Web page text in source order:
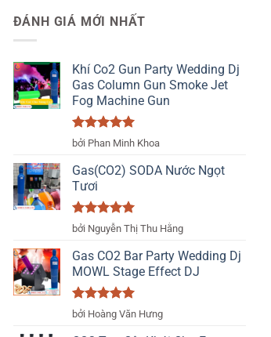
₫.
ĐÁNH GIÁ MỚI NHẤT
Khí Co2 Gun Party Wedding Dj
Gas Column Gun Smoke Jet
Fog Machine Gun
Được xếp
sao
bởi Phan Minh Khoa
Gas(CO2) SODA Nước Ngọt
Tươi
Được xếp
hạng 5
sao
bởi Nguyễn Thị Thu Hằng
Gas CO2 Bar Party Wedding Dj
MOWL Stage Effect DJ
Được xếp
5
bởi Hoàng Văn Hưng